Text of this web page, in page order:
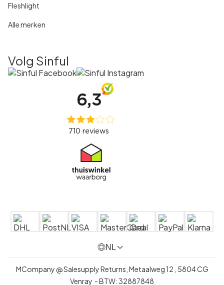
Fleshlight
Alle merken
Volg Sinful
NL
MCompany @ Salesupply Returns, Metaalweg 12 5804 CG
Venray - BTW:32887848